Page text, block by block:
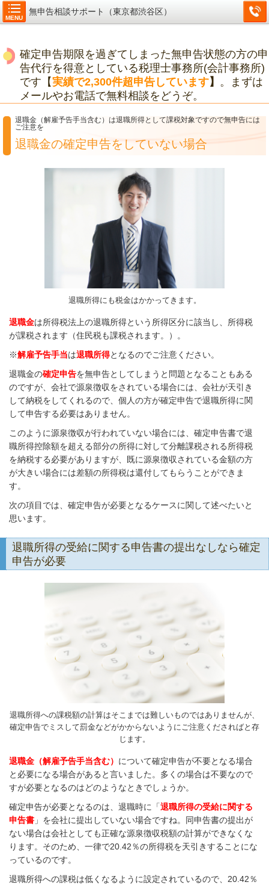
MENU
無申告相談サポート（東京都渋谷区）
確定申告期限を過ぎてしまった無申告状態の方の申
告代行を得意としている税理士事務所(会計事務所)
です【実績で2,300件超申告しています】 。まずは
メールやお電話で無料相談をどうぞ。
退職金（解雇予告手当含む）は退職所得として課税対象ですので無申告には
ご注意を
退職金の確定申告をしていない場合
退職所得にも税金はかかってきます。
退職金は所得税法上の退職所得という所得区分に該当し、所得税
が課税されます（住民税も課税されます。）。
※解雇予告手当は退職所得となるのでご注意ください。
退職金の確定申告を無申告としてしまうと問題となることもある
のですが、会社で源泉徴収をされている場合には、会社が天引き
して納税をしてくれるので、個人の方が確定申告で退職所得に関
して申告する必要はありません。
このように源泉徴収が行われていない場合には、確定申告書で退
職所得控除額を超える部分の所得に対して分離課税される所得税
を納税する必要がありますが、既に源泉徴収されている金額の方
が大きい場合には差額の所得税は還付してもらうことができま
す。
次の項目では、確定申告が必要となるケースに関して述べたいと
思います。
退職所得の受給に関する申告書の提出なしなら確定
申告が必要
退職所得への課税額の計算はそこまでは難しいものではありませんが、
確定申告でミスして罰金などがかからないようにご注意くださればと存
じます。
退職金（解雇予告手当含む） について確定申告が不要となる場合
と必要になる場合があると言いました。多くの場合は不要なので
すが必要となるのはどのようなときでしょうか。
確定申告が必要となるのは、退職時に「退職所得の受給に関する
申告書 」を会社に提出していない場合ですね。同申告書の提出が
ない場合は会社としても正確な源泉徴収税額の計算ができなくな
ります。そのため、一律で20.42％の所得税を天引きすることにな
っているのです。
退職所得への課税は低くなるように設定されているので、20.42％